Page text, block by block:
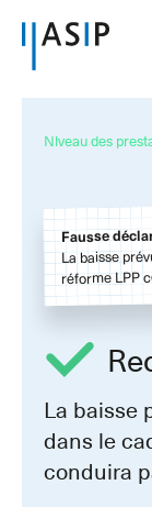
Niveau des
Fausse
La baisse
réforme LPP
La baisse
dans le
conduira